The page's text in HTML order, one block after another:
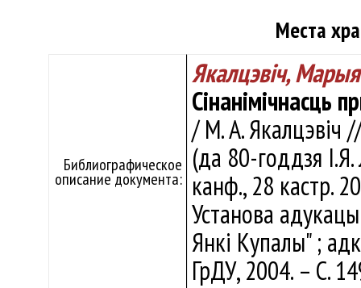
Места
Библиографическое
описание документа:
Якалцэвіч,
Сінанімічнасць
/ М. А. Якалцэвіч
(да 80-годдзя
канф., 28 кастр.
Установа
Янкі Купалы" ;
ГрДУ, 2004. – С.